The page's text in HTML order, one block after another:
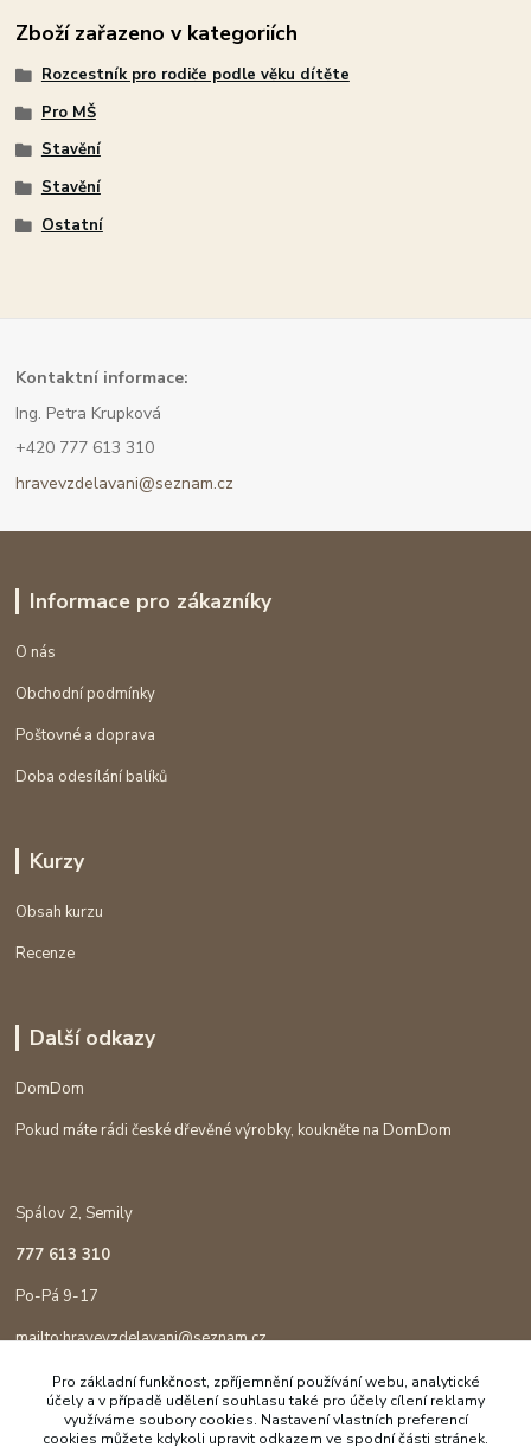
Zboží zařazeno v kategoriích
Rozcestník pro rodiče podle věku dítěte
Pro MŠ
Stavění
Stavění
Ostatní
Kontaktní informace:
Ing. Petra Krupková
+420 777 613 310
hravevzdelavani@seznam.cz
Informace pro zákazníky
O nás
Obchodní podmínky
Poštovné a doprava
Doba odesílání balíků
Kurzy
Obsah kurzu
Recenze
Další odkazy
DomDom
Pokud máte rádi české dřevěné výrobky, koukněte na DomDom
Spálov 2, Semily
777 613 310
Po-Pá 9-17
mailto:hravevzdelavani@seznam.cz
Pro základní funkčnost, zpříjemnění používání webu, analytické
účely a v případě udělení souhlasu také pro účely cílení reklamy
využíváme soubory cookies. Nastavení vlastních preferencí
cookies můžete kdykoli upravit odkazem ve spodní části stránek.